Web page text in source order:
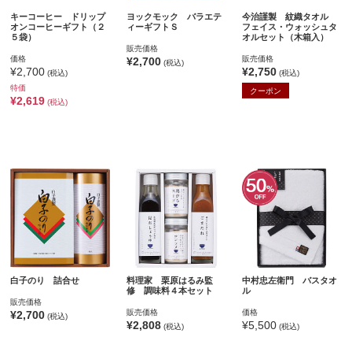
キーコーヒー ドリップ
オンコーヒーギフト（２
５袋）
価格
¥2,700 (税込)
特価
¥2,619 (税込)
ヨックモック バラエテ
ィーギフトＳ
販売価格
¥2,700(税込)
今治謹製 紋織タオル
フェイス・ウォッシュタ
オルセット（木箱入）
販売価格
¥2,750 (税込)
クーポン
白子のり 詰合せ
販売価格
¥2,700 (税込)
料理家 栗原はるみ監
修 調味料４本セット
販売価格
¥2,808(税込)
中村忠左衛門 バスタオ
ル
価格
¥5,500 (税込)